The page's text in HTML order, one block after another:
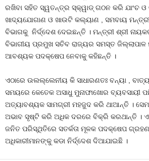
ରଖିବା ସହିତ ସ୍ୱତନ୍ତ୍ର ସ୍କ୍ୱାଡ୍ ଗଠନ କରି ଯାଂଚ ଓ
ଖାଦ୍ୟଯୋଗାଣ ଓ ଖାଉଟି କଲ୍ୟାଣ , ସମବାୟ
ବିଭାଗକୁ ନିର୍ଦ୍ଦେଶ ଦେଇଛନ୍ତି । ମନ୍ତ୍ରୀ ଶ୍ରୀ
ବିଭାଗୀୟ ପ୍ରମୁଖ ସଚିବ ରାଜ୍ୟର ସମସ୍ତ
ଆବଶ୍ୟକ ପଦକ୍ଷେପ ନେବାକୁ କହିଛନ୍ତି ।
ଏଠାରେ ଉଲଲ୍ଲେନୀୟ କି ସାଧାରଣତଃ ବନ୍ୟା ,
ସମୟରେ କେତେକ ଅସାଧୁ ମୁନାଫାଖୋର ବ୍ୟବସାୟୀ
ଅତ୍ୟାବଶ୍ୟକ ସାମଗ୍ରୀ ମହଜୁଦ କରି ଥାଆନ୍ତି ।
ଅଭାବ ସୃଷ୍ଟି କରି ଅଧିକ ଦରରେ ବିକ୍ରି କରଥାନ୍ତି ।
ଜନିତ ପରିସ୍ଥିତିରେ ସତର୍କତା ମୂଳକ ପଦକ୍ଷେପ
ଅଧିକାରୀମାନଙ୍କୁ କଡା ନିର୍ଦ୍ଦେଶ ଦିଆଯାଇଛି ।